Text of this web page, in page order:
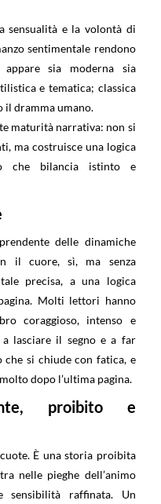
sensualità e la volontà di
sentimentale rendono
appare sia moderna sia
e tematica; classica
il dramma umano.
maturità narrativa: non si
ma costruisce una logica
che bilancia istinto e
delle dinamiche
il cuore, sì, ma senza
precisa, a una logica
Molti lettori hanno
coraggioso, intenso e
lasciare il segno e a far
si chiude con fatica, e
dopo l’ultima pagina.
proibito e
È una storia proibita
nelle pieghe dell’animo
sensibilità raffinata. Un